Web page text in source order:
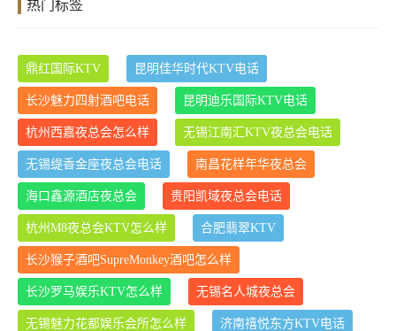
热门标签
鼎红国际KTV 昆明佳华时代KTV电话
长沙魅力四射酒吧电话 昆明迪乐国际KTV电话
杭州西嘉夜总会怎么样 无锡江南汇KTV夜总会电话
无锡缇香金座夜总会电话 南昌花样年华夜总会
海口鑫源酒店夜总会 贵阳凯域夜总会电话
杭州M8夜总会KTV怎么样 合肥翡翠KTV
长沙猴子酒吧SupreMonkey酒吧怎么样
长沙罗马娱乐KTV怎么样 无锡名人城夜总会
无锡魅力花都娱乐会所怎么样 济南禧悦东方KTV电话